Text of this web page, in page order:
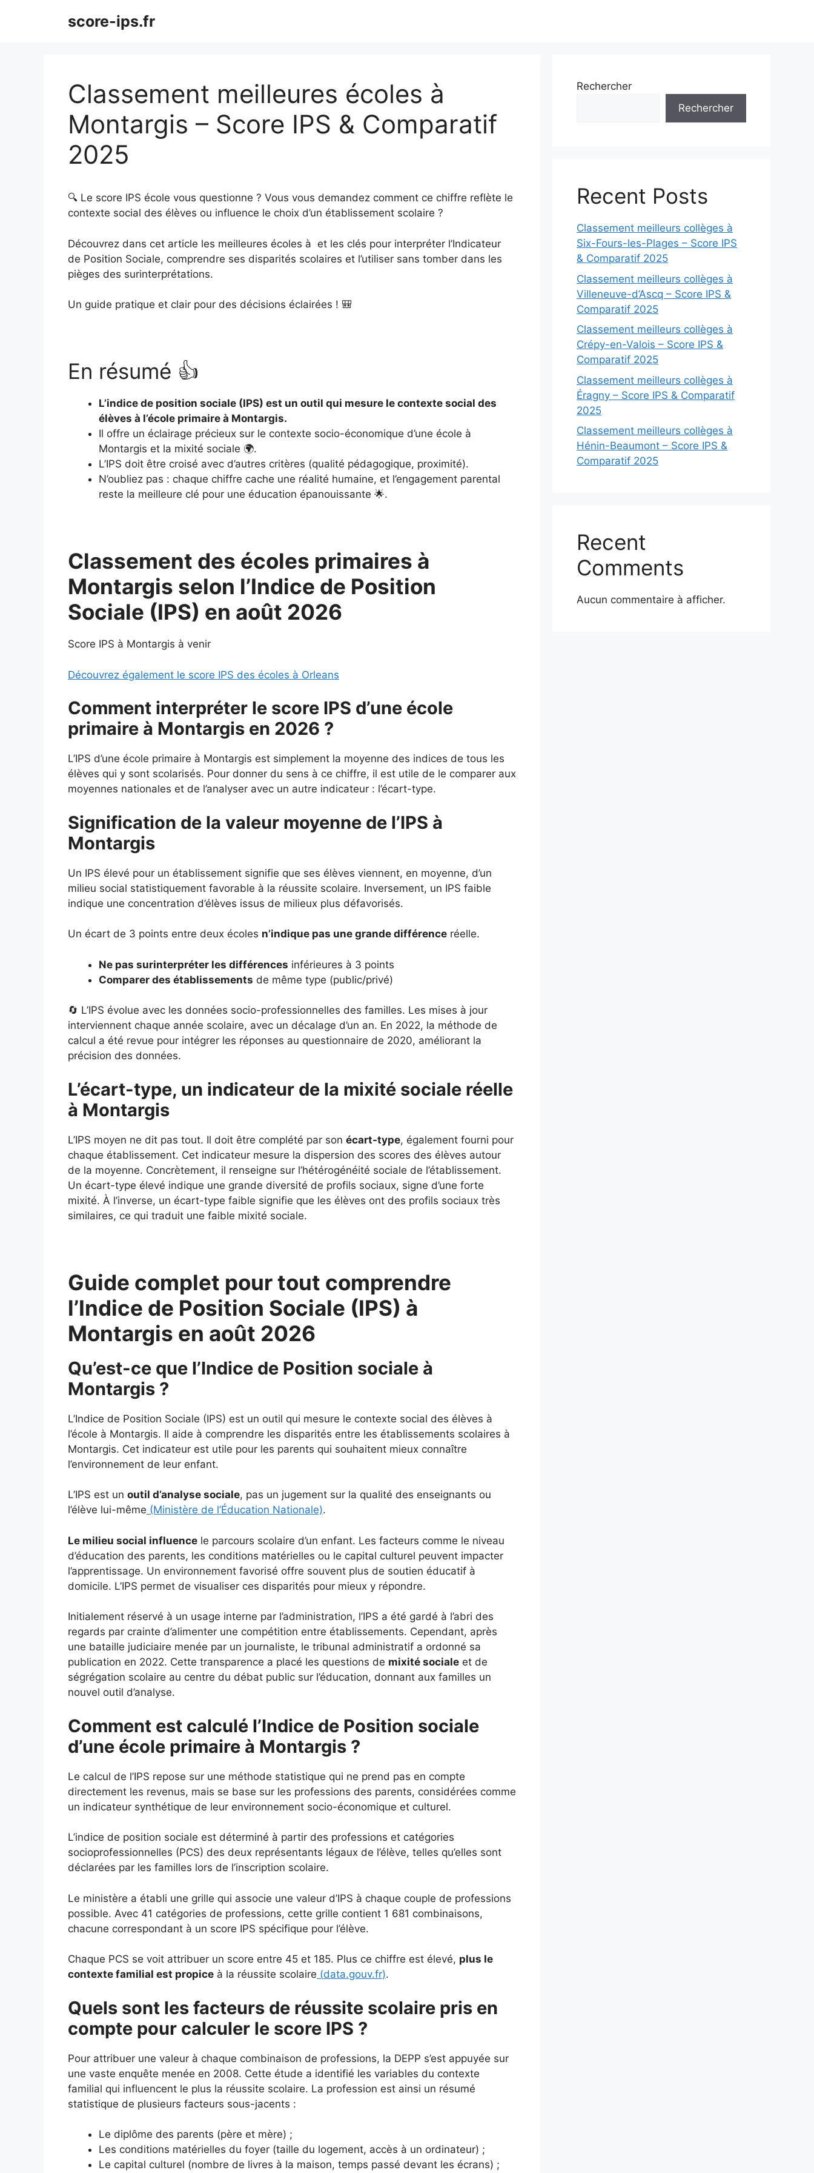
score-ips.fr
Classement meilleures écoles à
Montargis – Score IPS & Comparatif
2025
🔍 Le score IPS école vous questionne ? Vous vous demandez comment ce chiffre reflète le
contexte social des élèves ou influence le choix d’un établissement scolaire ?
Découvrez dans cet article les meilleures écoles à et les clés pour interpréter l’Indicateur
de Position Sociale, comprendre ses disparités scolaires et l’utiliser sans tomber dans les
pièges des surinterprétations.
Un guide pratique et clair pour des décisions éclairées ! 🎒
En résumé 👍
L’indice de position sociale (IPS) est un outil qui mesure le contexte social des
élèves à l’école primaire à Montargis.
Il offre un éclairage précieux sur le contexte socio-économique d’une école à
Montargis et la mixité sociale 🌍.
L’IPS doit être croisé avec d’autres critères (qualité pédagogique, proximité).
N’oubliez pas : chaque chiffre cache une réalité humaine, et l’engagement parental
reste la meilleure clé pour une éducation épanouissante 🌟.
Classement des écoles primaires à
Montargis selon l’Indice de Position
Sociale (IPS) en août 2026
Score IPS à Montargis à venir
Découvrez également le score IPS des écoles à Orleans
Comment interpréter le score IPS d’une école
primaire à Montargis en 2026 ?
L’IPS d’une école primaire à Montargis est simplement la moyenne des indices de tous les
élèves qui y sont scolarisés. Pour donner du sens à ce chiffre, il est utile de le comparer aux
moyennes nationales et de l’analyser avec un autre indicateur : l’écart-type.
Signification de la valeur moyenne de l’IPS à
Montargis
Un IPS élevé pour un établissement signifie que ses élèves viennent, en moyenne, d’un
milieu social statistiquement favorable à la réussite scolaire. Inversement, un IPS faible
indique une concentration d’élèves issus de milieux plus défavorisés.
Un écart de 3 points entre deux écoles n’indique pas une grande différence réelle.
Ne pas surinterpréter les différences inférieures à 3 points
Comparer des établissements de même type (public/privé)
🔄 L’IPS évolue avec les données socio-professionnelles des familles. Les mises à jour
interviennent chaque année scolaire, avec un décalage d’un an. En 2022, la méthode de
calcul a été revue pour intégrer les réponses au questionnaire de 2020, améliorant la
précision des données.
L’écart-type, un indicateur de la mixité sociale réelle
à Montargis
L’IPS moyen ne dit pas tout. Il doit être complété par son écart-type, également fourni pour
chaque établissement. Cet indicateur mesure la dispersion des scores des élèves autour
de la moyenne. Concrètement, il renseigne sur l’hétérogénéité sociale de l’établissement.
Un écart-type élevé indique une grande diversité de profils sociaux, signe d’une forte
mixité. À l’inverse, un écart-type faible signifie que les élèves ont des profils sociaux très
similaires, ce qui traduit une faible mixité sociale.
Guide complet pour tout comprendre
l’Indice de Position Sociale (IPS) à
Montargis en août 2026
Qu’est-ce que l’Indice de Position sociale à
Montargis ?
L’Indice de Position Sociale (IPS) est un outil qui mesure le contexte social des élèves à
l’école à Montargis. Il aide à comprendre les disparités entre les établissements scolaires à
Montargis. Cet indicateur est utile pour les parents qui souhaitent mieux connaître
l’environnement de leur enfant.
L’IPS est un outil d’analyse sociale, pas un jugement sur la qualité des enseignants ou
l’élève lui-même (Ministère de l’Éducation Nationale).
Le milieu social influence le parcours scolaire d’un enfant. Les facteurs comme le niveau
d’éducation des parents, les conditions matérielles ou le capital culturel peuvent impacter
l’apprentissage. Un environnement favorisé offre souvent plus de soutien éducatif à
domicile. L’IPS permet de visualiser ces disparités pour mieux y répondre.
Initialement réservé à un usage interne par l’administration, l’IPS a été gardé à l’abri des
regards par crainte d’alimenter une compétition entre établissements. Cependant, après
une bataille judiciaire menée par un journaliste, le tribunal administratif a ordonné sa
publication en 2022. Cette transparence a placé les questions de mixité sociale et de
ségrégation scolaire au centre du débat public sur l’éducation, donnant aux familles un
nouvel outil d’analyse.
Comment est calculé l’Indice de Position sociale
d’une école primaire à Montargis ?
Le calcul de l’IPS repose sur une méthode statistique qui ne prend pas en compte
directement les revenus, mais se base sur les professions des parents, considérées comme
un indicateur synthétique de leur environnement socio-économique et culturel.
L’indice de position sociale est déterminé à partir des professions et catégories
socioprofessionnelles (PCS) des deux représentants légaux de l’élève, telles qu’elles sont
déclarées par les familles lors de l’inscription scolaire.
Le ministère a établi une grille qui associe une valeur d’IPS à chaque couple de professions
possible. Avec 41 catégories de professions, cette grille contient 1 681 combinaisons,
chacune correspondant à un score IPS spécifique pour l’élève.
Chaque PCS se voit attribuer un score entre 45 et 185. Plus ce chiffre est élevé, plus le
contexte familial est propice à la réussite scolaire (data.gouv.fr).
Quels sont les facteurs de réussite scolaire pris en
compte pour calculer le score IPS ?
Pour attribuer une valeur à chaque combinaison de professions, la DEPP s’est appuyée sur
une vaste enquête menée en 2008. Cette étude a identifié les variables du contexte
familial qui influencent le plus la réussite scolaire. La profession est ainsi un résumé
statistique de plusieurs facteurs sous-jacents :
Le diplôme des parents (père et mère) ;
Les conditions matérielles du foyer (taille du logement, accès à un ordinateur) ;
Le capital culturel (nombre de livres à la maison, temps passé devant les écrans) ;
Rechercher
Rechercher
Recent Posts
Classement meilleurs collèges à
Six-Fours-les-Plages – Score IPS
& Comparatif 2025
Classement meilleurs collèges à
Villeneuve-d’Ascq – Score IPS &
Comparatif 2025
Classement meilleurs collèges à
Crépy-en-Valois – Score IPS &
Comparatif 2025
Classement meilleurs collèges à
Éragny – Score IPS & Comparatif
2025
Classement meilleurs collèges à
Hénin-Beaumont – Score IPS &
Comparatif 2025
Recent
Comments
Aucun commentaire à afficher.